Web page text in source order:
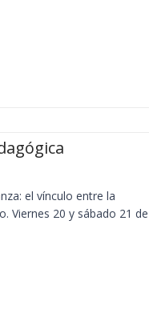
el vínculo entre la
Viernes 20 y sábado 21 de